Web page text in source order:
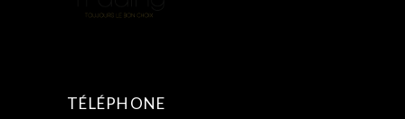
TÉLÉPHONE